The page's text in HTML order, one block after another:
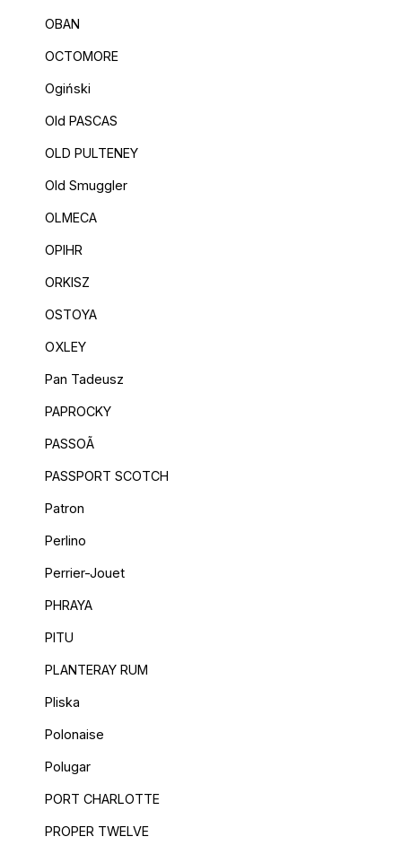
OBAN
OCTOMORE
Ogiński
Old PASCAS
OLD PULTENEY
Old Smuggler
OLMECA
OPIHR
ORKISZ
OSTOYA
OXLEY
Pan Tadeusz
PAPROCKY
PASSOÃ
PASSPORT SCOTCH
Patron
Perlino
Perrier-Jouet
PHRAYA
PITU
PLANTERAY RUM
Pliska
Polonaise
Polugar
PORT CHARLOTTE
PROPER TWELVE